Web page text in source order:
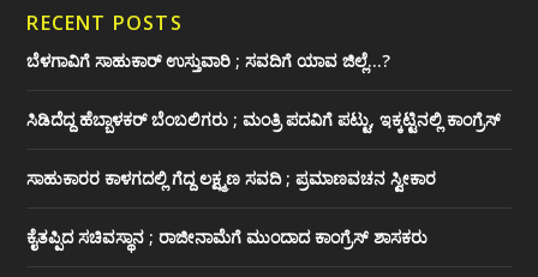
RECENT POSTS
ಬೆಳಗಾವಿಗೆ ಸಾಹುಕಾರ್ ಉಸ್ತುವಾರಿ ; ಸವದಿಗೆ ಯಾವ ಜಿಲ್ಲೆ…?
ಸಿಡಿದೆದ್ದ ಹೆಬ್ಬಾಳಕರ್ ಬೆಂಬಲಿಗರು ; ಮಂತ್ರಿ ಪದವಿಗೆ ‌ಪಟ್ಟು, ಇಕ್ಕಟ್ಟಿನಲ್ಲಿ ಕಾಂಗ್ರೆಸ್
ಸಾಹುಕಾರರ ಕಾಳಗದಲ್ಲಿ ಗೆದ್ದ ಲಕ್ಷ್ಮಣ ಸವದಿ ; ಪ್ರಮಾಣವಚನ ಸ್ವೀಕಾರ
ಕೈತಪ್ಪಿದ ಸಚಿವಸ್ಥಾನ ; ರಾಜೀನಾಮೆಗೆ ಮುಂದಾದ ಕಾಂಗ್ರೆಸ್ ‌ಶಾಸಕರು